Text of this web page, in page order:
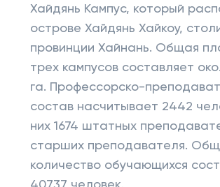
Хайдянь Кампус, который
острове Хайдянь Хайкоу,
провинции Хайнань. Общая
трех кампусов составляет
га. Профессорско-
состав насчитывает 2442
них 1674 штатных
старших преподавателя.
количество обучающихся